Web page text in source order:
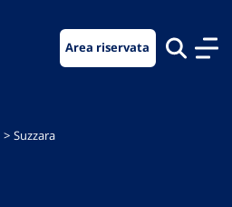
Area riservata
Suzzara